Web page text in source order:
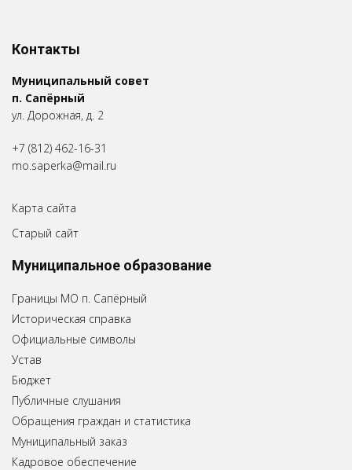
Контакты
Муниципальный совет
п. Сапёрный
ул. Дорожная, д. 2
+7 (812) 462-16-31
mo.saperka@mail.ru
Карта сайта
Старый сайт
Муниципальное образование
Границы МО п. Сапёрный
Историческая справка
Официальные символы
Устав
Бюджет
Публичные слушания
Обращения граждан и статистика
Муниципальный заказ
Кадровое обеспечение